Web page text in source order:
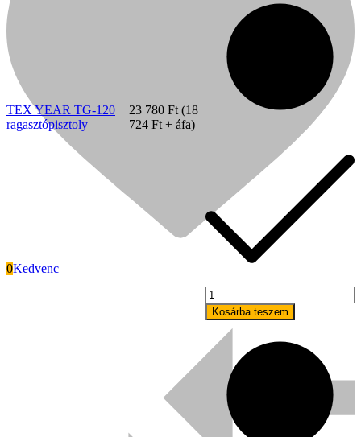
0Kedvenc
TEX YEAR TG-120
ragasztópisztoly
23 780 Ft (18
724 Ft + áfa)
ragasztópisztoly
mennyiség
BÜHNEN
HB181
ragasztópisztoly
mennyiség
Kosárba teszem